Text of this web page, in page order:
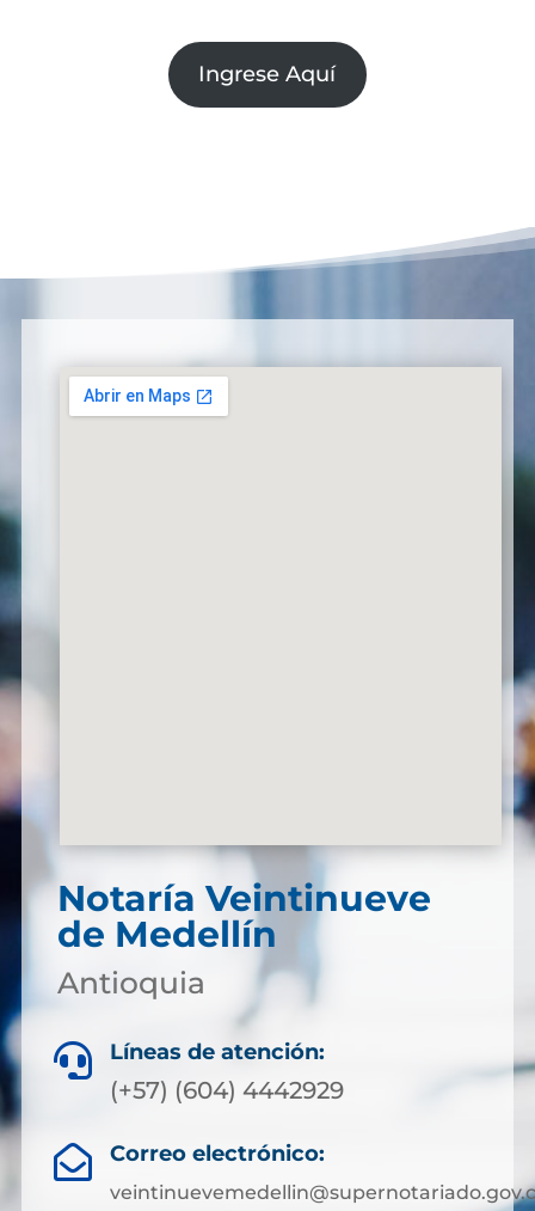
Ingrese Aquí
Notaría Veintinueve
de Medellín
Antioquia
 Líneas de atención:
(+57) (604) 4442929
 Correo electrónico: